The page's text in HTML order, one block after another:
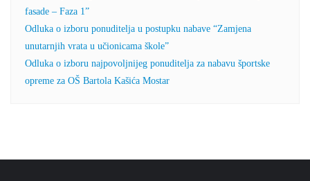
fasade – Faza 1”
Odluka o izboru ponuditelja u postupku nabave “Zamjena
unutarnjih vrata u učionicama škole”
Odluka o izboru najpovoljnijeg ponuditelja za nabavu športske
opreme za OŠ Bartola Kašića Mostar